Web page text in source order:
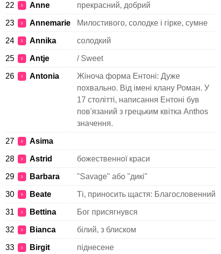
22 ♀ Anne прекрасний, добрий
23 ♀ Annemarie Милостивого, солодке і гірке, сумне
24 ♀ Annika солодкий
25 ♀ Antje / Sweet
26 ♀ Antonia
Жіноча форма Ентоні: Дуже
похвально. Від імені клану Роман. У
17 столітті, написання Ентоні був
пов'язаний з грецьким квітка Anthos
значення.
27 ♀ Asima
28 ♀ Astrid божественної краси
29 ♀ Barbara "Savage" або "дикі"
30 ♀ Beate Ті, приносить щастя: Благословенний
31 ♀ Bettina Бог присягнувся
32 ♀ Bianca білий, з блиском
33 ♀ Birgit піднесене